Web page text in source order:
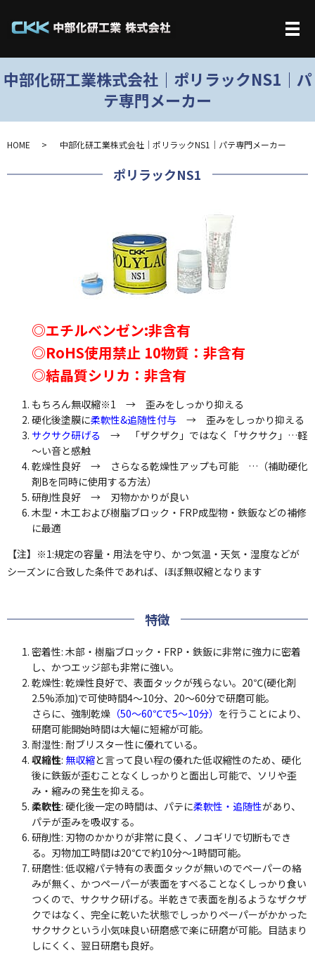
メ
中部化研工業株式会社｜ポリラックNS1｜パ
テ専門メーカー
HOME 中部化研工業株式会社｜ポリラックNS1｜パテ専門メーカー
ポリラックNS1
◎エチルベンゼン:非含有
◎RoHS使用禁止 10物質：非含有
◎結晶質シリカ：非含有
もちろん無収縮※1 → 歪みをしっかり抑える
硬化後塗膜に柔軟性&追随性付与 → 歪みをしっかり抑える
サクサク研げる → 「ザクザク」ではなく「サクサク」…軽
～い音と感触
乾燥性良好 → さらなる乾燥性アップも可能 …（補助硬化
剤Bを同時に使用する方法）
研削性良好 → 刃物かかりが良い
木型・木工および樹脂ブロック・FRP成型物・鉄鈑などの補修
に最適
【注】※1:規定の容量・用法を守り、かつ気温・天気・湿度などが
シーズンに合致した条件であれば、ほぼ無収縮となります
特徴
密着性: 木部・樹脂ブロック・FRP・鉄鈑に非常に強力に密着
し、かつエッジ部も非常に強い。
乾燥性: 乾燥性良好で、表面タックが残らない。20℃(硬化剤
2.5%添加)で可使時間4～10分、20～60分で研磨可能。
さらに、強制乾燥 （50～60℃で5～10分） を行うことにより、
研磨可能開始時間は大幅に短縮が可能。
耐湿性: 耐ブリスター性に優れている。
収縮性: 無収縮と言って良い程の優れた低収縮性のため、硬化
後に鉄鈑が歪むことなくしっかりと面出し可能で、ソリや歪
み・縮みの発生を抑える。
柔軟性: 硬化後一定の時間は、パテに柔軟性・追随性があり、
パテが歪みを吸収する。
研削性: 刃物のかかりが非常に良く、ノコギリで切断もでき
る。刃物加工時間は20℃で約10分～1時間可能。
研磨性: 低収縮パテ特有の表面タックが無いのでペーパーの絡
みが無く、かつペーパーが表面をすべることなくしっかり食い
つくので、サクサク研げる。半乾きで表面を削るようなザクザ
クではなく、完全に乾いた状態でしっかりペーパーがかかった
サクサクという小気味良い研磨感で楽に研磨が可能。目詰まり
しにくく、翌日研磨も良好。